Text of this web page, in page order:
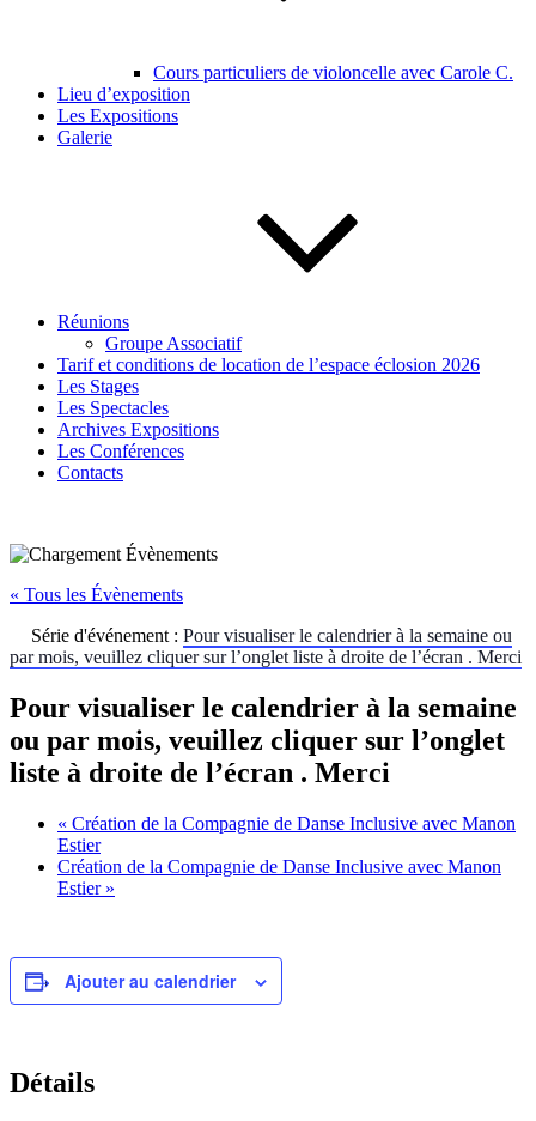
Cours particuliers de violoncelle avec Carole C.
Lieu d’exposition
Les Expositions
Galerie
Réunions
Groupe Associatif
Tarif et conditions de location de l’espace éclosion 2026
Les Stages
Les Spectacles
Archives Expositions
Les Conférences
Contacts
« Tous les Évènements
Série d'événement : Pour visualiser le calendrier à la semaine ou
par mois, veuillez cliquer sur l’onglet liste à droite de l’écran . Merci
Pour visualiser le calendrier à la semaine
ou par mois, veuillez cliquer sur l’onglet
liste à droite de l’écran . Merci
« Création de la Compagnie de Danse Inclusive avec Manon
Estier
Création de la Compagnie de Danse Inclusive avec Manon
Estier »
Ajouter au calendrier
Détails